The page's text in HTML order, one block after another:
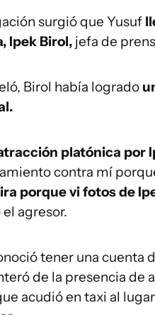
surgió que Yusuf
Ipek Birol, jefa de
Birol había logrado
platónica por
contra mí
porque vi fotos de
agresor.
tener una cuenta
de la presencia de
acudió en taxi al